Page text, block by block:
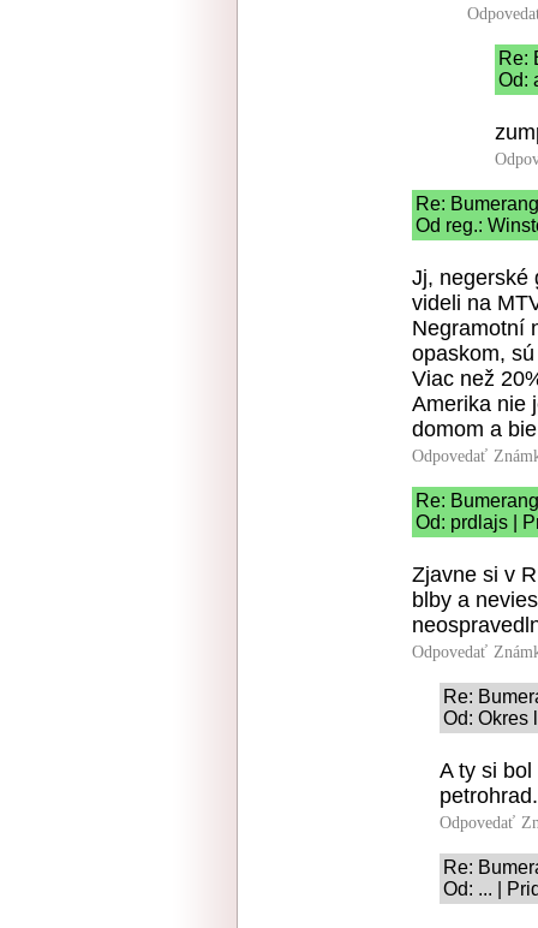
Re:
Od:
Re: Bumerang
Od reg.:
Jj, negerské
videli na
Negramotní
opaskom,
Viac než
Amerika nie
domom a
Odpovedať
Re: Bumerang
Od: prdlajs |
Zjavne si v
blby a
Odpovedať
Re:
Od: Okres
A ty si
petrohrad.
Odpovedať
Re:
Od: ... |